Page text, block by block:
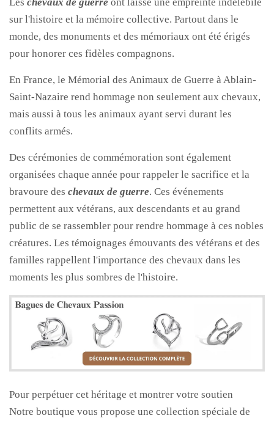
sur l'histoire et la mémoire collective. Partout dans le
monde, des monuments et des mémoriaux ont été érigés
pour honorer ces fidèles compagnons.
En France, le Mémorial des Animaux de Guerre à Ablain-
Saint-Nazaire rend hommage non seulement aux chevaux,
mais aussi à tous les animaux ayant servi durant les
conflits armés.
Des cérémonies de commémoration sont également
organisées chaque année pour rappeler le sacrifice et la
bravoure des chevaux de guerre. Ces événements
permettent aux vétérans, aux descendants et au grand
public de se rassembler pour rendre hommage à ces nobles
créatures. Les témoignages émouvants des vétérans et des
familles rappellent l'importance des chevaux dans les
moments les plus sombres de l'histoire.
Pour perpétuer cet héritage et montrer votre soutien
Notre boutique vous propose une collection spéciale de